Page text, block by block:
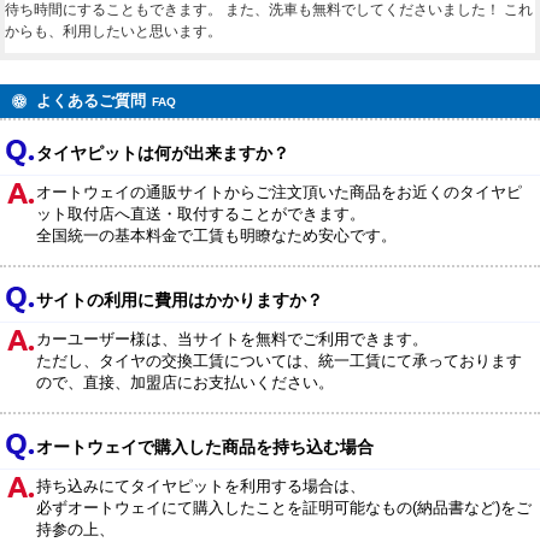
待ち時間にすることもできます。 また、洗車も無料でしてくださいました！ これ
からも、利用したいと思います。
よくあるご質問 FAQ
タイヤピットは何が出来ますか？
オートウェイの通販サイトからご注文頂いた商品をお近くのタイヤピ
ット取付店へ直送・取付することができます。
全国統一の基本料金で工賃も明瞭なため安心です。
サイトの利用に費用はかかりますか？
カーユーザー様は、当サイトを無料でご利用できます。
ただし、タイヤの交換工賃については、統一工賃にて承っております
ので、直接、加盟店にお支払いください。
オートウェイで購入した商品を持ち込む場合
持ち込みにてタイヤピットを利用する場合は、
必ずオートウェイにて購入したことを証明可能なもの(納品書など)をご
持参の上、